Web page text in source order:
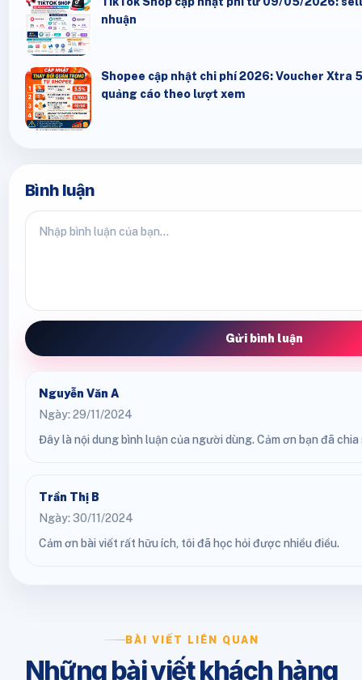
nhuận
Shopee cập nhật chi phí 2026: Voucher Xtra
quảng cáo theo lượt xem
Bình luận
Gửi bình luận
Nguyễn Văn A
Ngày: 29/11/2024
Đây là nội dung bình luận của người dùng. Cảm ơn bạn đã chia
Trần Thị B
Ngày: 30/11/2024
Cảm ơn bài viết rất hữu ích, tôi đã học hỏi được nhiều điều.
BÀI VIẾT LIÊN QUAN
Những bài viết khách hàng